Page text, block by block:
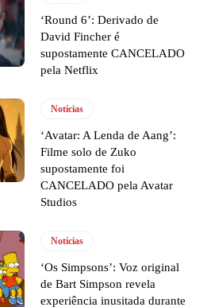
‘Round 6’: Derivado de
David Fincher é
supostamente CANCELADO
pela Netflix
Notícias
‘Avatar: A Lenda de Aang’:
Filme solo de Zuko
supostamente foi
CANCELADO pela Avatar
Studios
Notícias
‘Os Simpsons’: Voz original
de Bart Simpson revela
experiência inusitada durante